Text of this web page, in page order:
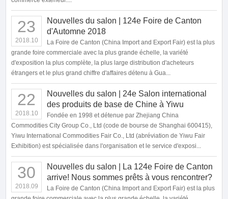
23
2018.10
Nouvelles du salon | 124e Foire de Canton
d'Automne 2018
La Foire de Canton (China Import and Export Fair) est la plus
grande foire commerciale avec la plus grande échelle, la variété
d'exposition la plus complète, la plus large distribution d'acheteurs
étrangers et le plus grand chiffre d'affaires détenu à Gua...
22
2018.10
Nouvelles du salon | 24e Salon international
des produits de base de Chine à Yiwu
Fondée en 1998 et détenue par Zhejiang China
Commodities City Group Co., Ltd (code de bourse de Shanghai 600415),
Yiwu International Commodities Fair Co., Ltd (abréviation de Yiwu Fair
Exhibition) est spécialisée dans l'organisation et le service d'exposi...
30
2018.09
Nouvelles du salon | La 124e Foire de Canton
arrive! Nous sommes prêts à vous rencontrer?
La Foire de Canton (China Import and Export Fair) est la plus